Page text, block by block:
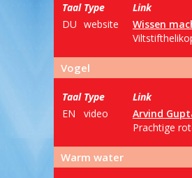
Taal Type
Link
DU website
Wissen
Vogel
Taal Type
Link
EN
video
Arvind
Prachtige
Warm water